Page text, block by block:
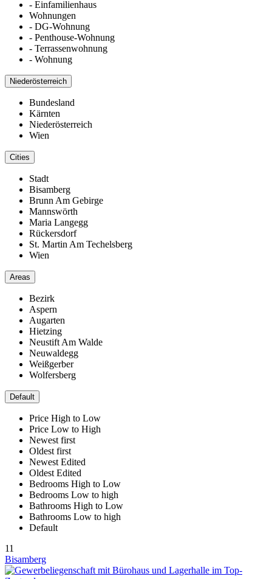
- Einfamilienhaus
Wohnungen
- DG-Wohnung
- Penthouse-Wohnung
- Terrassenwohnung
- Wohnung
Niederösterreich
Bundesland
Kärnten
Niederösterreich
Wien
Cities
Stadt
Bisamberg
Brunn Am Gebirge
Mannswörth
Maria Langegg
Rückersdorf
St. Martin Am Techelsberg
Wien
Areas
Bezirk
Aspern
Augarten
Hietzing
Neustift Am Walde
Neuwaldegg
Weißgerber
Wolfersberg
Default
Price High to Low
Price Low to High
Newest first
Oldest first
Newest Edited
Oldest Edited
Bedrooms High to Low
Bedrooms Low to high
Bathrooms High to Low
Bathrooms Low to high
Default
11
Bisamberg